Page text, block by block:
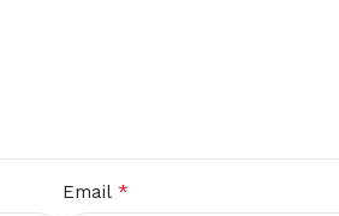
Email *